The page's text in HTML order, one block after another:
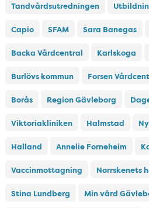
Tandvårdsutredningen
Capio SFAM Sara Banegas
Backa Vårdcentral Karlskoga
Burlövs kommun Forsen
Borås Region Gävleborg
Viktoriakliniken Halmstad
Halland Annelie Forneheim
Vaccinmottagning Norrskenets
Stina Lundberg Min vård